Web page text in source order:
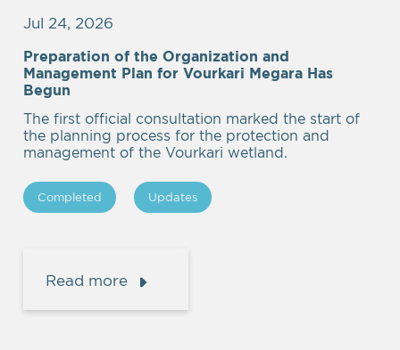
Jul 24, 2026
Preparation of the Organization and
Management Plan for Vourkari Megara Has
Begun
The first official consultation marked the start of
the planning process for the protection and
management of the Vourkari wetland.
Completed Updates
Read more